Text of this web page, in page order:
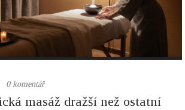
0 komentář
masáž dražší než ostatní